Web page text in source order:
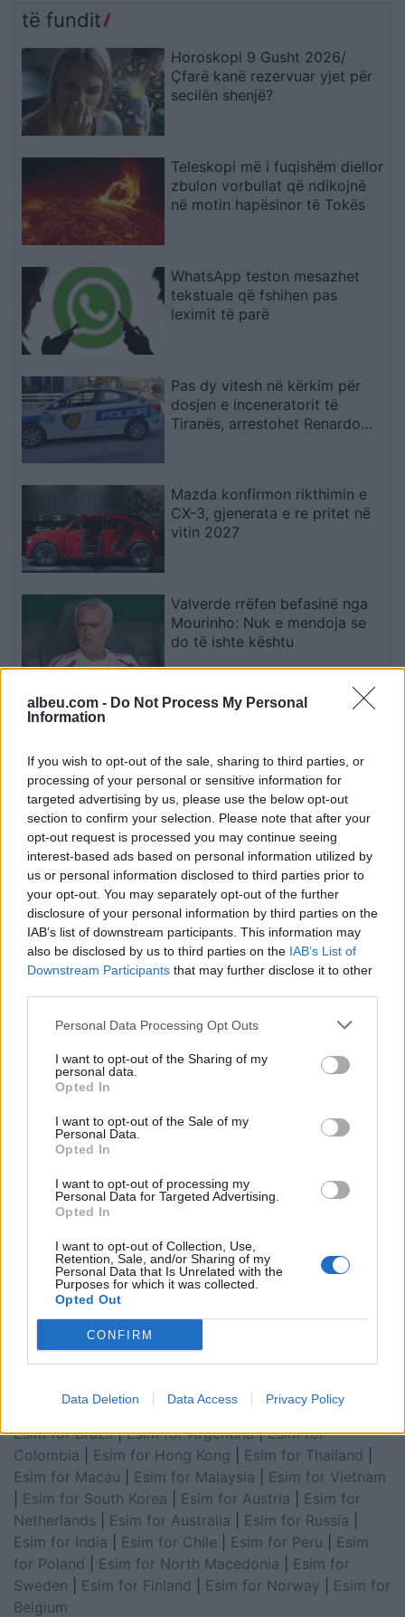
albeu.com - Do Not Process My Personal
Information
If you wish to opt-out of the sale, sharing to third parties, or
processing of your personal or sensitive information for
targeted advertising by us, please use the below opt-out
section to confirm your selection. Please note that after your
opt-out request is processed you may continue seeing
interest-based ads based on personal information utilized by
us or personal information disclosed to third parties prior to
your opt-out. You may separately opt-out of the further
disclosure of your personal information by third parties on the
IAB’s list of downstream participants. This information may
also be disclosed by us to third parties on the IAB’s List of
Downstream Participants that may further disclose it to other
Personal Data Processing Opt Outs
I want to opt-out of the Sharing of my
personal data.
Opted In
I want to opt-out of the Sale of my
Personal Data.
Opted In
I want to opt-out of processing my
Personal Data for Targeted Advertising.
Opted In
I want to opt-out of Collection, Use,
Retention, Sale, and/or Sharing of my
Personal Data that Is Unrelated with the
Purposes for which it was collected.
Opted Out
CONFIRM
Data Deletion Data Access Privacy Policy
të fundit
Horoskopi 9 Gusht 2026/
Çfarë kanë rezervuar yjet për
secilën shenjë?
Teleskopi më i fuqishëm diellor
zbulon vorbullat që ndikojnë
në motin hapësinor të Tokës
WhatsApp teston mesazhet
tekstuale që fshihen pas
leximit të parë
Pas dy vitesh në kërkim për
dosjen e inceneratorit të
Tiranës, arrestohet Renardo
Mazda konfirmon rikthimin e
CX-3, gjenerata e re pritet në
vitin 2027
Valverde rrëfen befasinë nga
Mourinho: Nuk e mendoja se
do të ishte kështu
Arrestohet 73-vjeçari në Krujë,
malit
Esim for Global
for Turkey|Esim for Germany|Esim for Greece|
for Asia|Esim for World Cup 2026
Arabia
Esim for Egypt |Esim for United Arab
Emirates|Esim for Balkans|Esim for Morocco|
for China|Esim for United Kingdom |Esim for Africa
Esim for Latin America
Cooperation Council|Esim for Middle East|Esim for
South America|Esim for Canada
Esim for Japan|Esim for Albania|Esim for Kosovo|
Esim for Switzerland
Esim for Tunisia
Esim for Algeria Esim for Portugal
Esim for Brazil|Esim for Argentina|Esim for
Colombia
Esim for Hong Kong Esim for Thailand
Esim for Macau
Esim for Malaysia
Esim for Vietnam
Esim for South Korea Esim for Austria
Esim for
Netherlands
Esim for Australia Esim for Russia
Esim for India
Esim for Chile Esim for Peru
Esim
for Poland
Esim for North Macedonia
Esim for
Sweden
Esim for Finland Esim for Norway
Esim for
Belgium